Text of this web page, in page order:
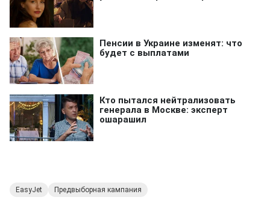
EasyJet Предвыборная кампания